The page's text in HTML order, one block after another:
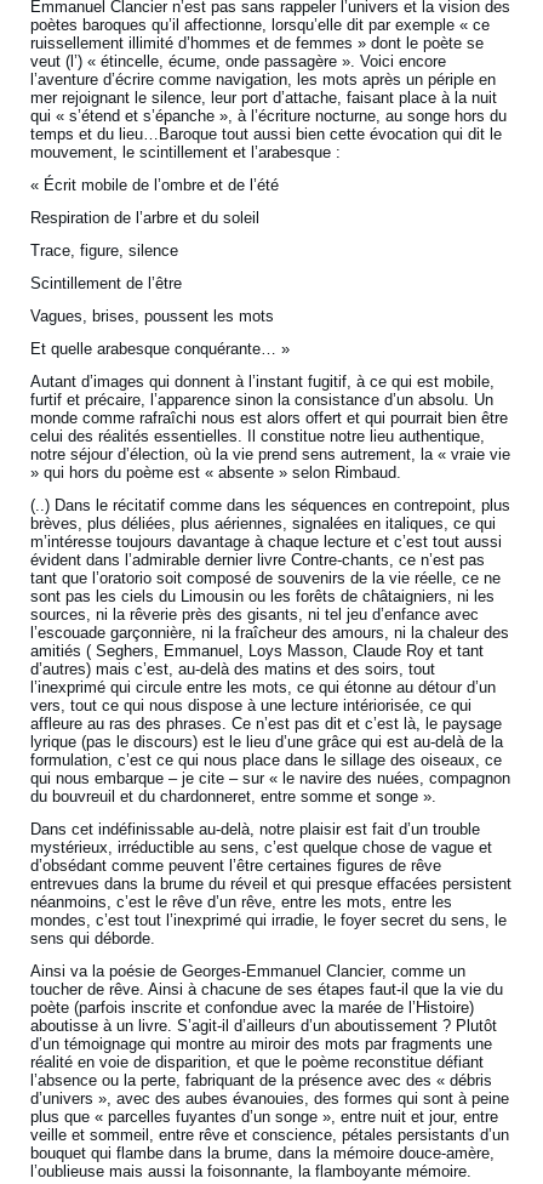
Emmanuel Clancier n’est pas sans rappeler l’univers et la vision des
poètes baroques qu’il affectionne, lorsqu’elle dit par exemple « ce
ruissellement illimité d’hommes et de femmes » dont le poète se
veut (l’) « étincelle, écume, onde passagère ». Voici encore
l’aventure d’écrire comme navigation, les mots après un périple en
mer rejoignant le silence, leur port d’attache, faisant place à la nuit
qui « s’étend et s’épanche », à l’écriture nocturne, au songe hors du
temps et du lieu…Baroque tout aussi bien cette évocation qui dit le
mouvement, le scintillement et l’arabesque :
« Écrit mobile de l’ombre et de l’été
Respiration de l’arbre et du soleil
Trace, figure, silence
Scintillement de l’être
Vagues, brises, poussent les mots
Et quelle arabesque conquérante… »
Autant d’images qui donnent à l’instant fugitif, à ce qui est mobile,
furtif et précaire, l’apparence sinon la consistance d’un absolu. Un
monde comme rafraîchi nous est alors offert et qui pourrait bien être
celui des réalités essentielles. Il constitue notre lieu authentique,
notre séjour d’élection, où la vie prend sens autrement, la « vraie vie
» qui hors du poème est « absente » selon Rimbaud.
(..) Dans le récitatif comme dans les séquences en contrepoint, plus
brèves, plus déliées, plus aériennes, signalées en italiques, ce qui
m’intéresse toujours davantage à chaque lecture et c’est tout aussi
évident dans l’admirable dernier livre Contre-chants, ce n’est pas
tant que l’oratorio soit composé de souvenirs de la vie réelle, ce ne
sont pas les ciels du Limousin ou les forêts de châtaigniers, ni les
sources, ni la rêverie près des gisants, ni tel jeu d’enfance avec
l’escouade garçonnière, ni la fraîcheur des amours, ni la chaleur des
amitiés ( Seghers, Emmanuel, Loys Masson, Claude Roy et tant
d’autres) mais c’est, au-delà des matins et des soirs, tout
l’inexprimé qui circule entre les mots, ce qui étonne au détour d’un
vers, tout ce qui nous dispose à une lecture intériorisée, ce qui
affleure au ras des phrases. Ce n’est pas dit et c’est là, le paysage
lyrique (pas le discours) est le lieu d’une grâce qui est au-delà de la
formulation, c’est ce qui nous place dans le sillage des oiseaux, ce
qui nous embarque – je cite – sur « le navire des nuées, compagnon
du bouvreuil et du chardonneret, entre somme et songe ».
Dans cet indéfinissable au-delà, notre plaisir est fait d’un trouble
mystérieux, irréductible au sens, c’est quelque chose de vague et
d’obsédant comme peuvent l’être certaines figures de rêve
entrevues dans la brume du réveil et qui presque effacées persistent
néanmoins, c’est le rêve d’un rêve, entre les mots, entre les
mondes, c’est tout l’inexprimé qui irradie, le foyer secret du sens, le
sens qui déborde.
Ainsi va la poésie de Georges-Emmanuel Clancier, comme un
toucher de rêve. Ainsi à chacune de ses étapes faut-il que la vie du
poète (parfois inscrite et confondue avec la marée de l’Histoire)
aboutisse à un livre. S’agit-il d’ailleurs d’un aboutissement ? Plutôt
d’un témoignage qui montre au miroir des mots par fragments une
réalité en voie de disparition, et que le poème reconstitue défiant
l’absence ou la perte, fabriquant de la présence avec des « débris
d’univers », avec des aubes évanouies, des formes qui sont à peine
plus que « parcelles fuyantes d’un songe », entre nuit et jour, entre
veille et sommeil, entre rêve et conscience, pétales persistants d’un
bouquet qui flambe dans la brume, dans la mémoire douce-amère,
l’oublieuse mais aussi la foisonnante, la flamboyante mémoire.